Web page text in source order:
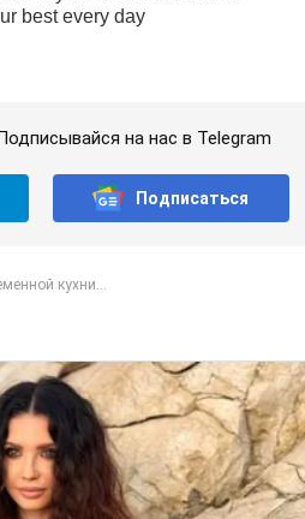
на нас в Telegram
Подписаться
кухни...